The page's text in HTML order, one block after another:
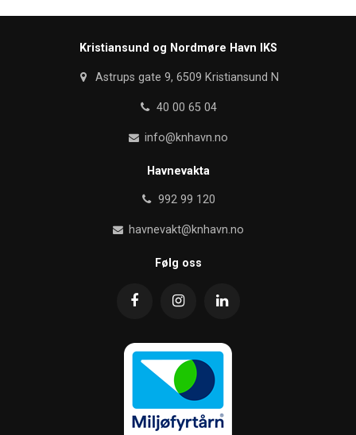
Kristiansund og Nordmøre Havn IKS
Astrups gate 9, 6509 Kristiansund N
40 00 65 04
info@knhavn.no
Havnevakta
992 99 120
havnevakt@knhavn.no
Følg oss